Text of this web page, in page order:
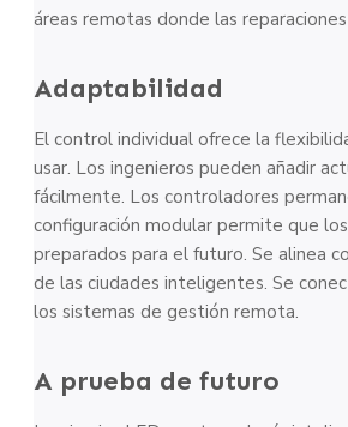
áreas remotas donde las
Adaptabilidad
El control individual ofrece la
usar. Los ingenieros pueden añadir
fácilmente. Los controladores
configuración modular permite que
preparados para el futuro. Se alinea
de las ciudades inteligentes. Se
los sistemas de gestión remota.
A prueba de futuro